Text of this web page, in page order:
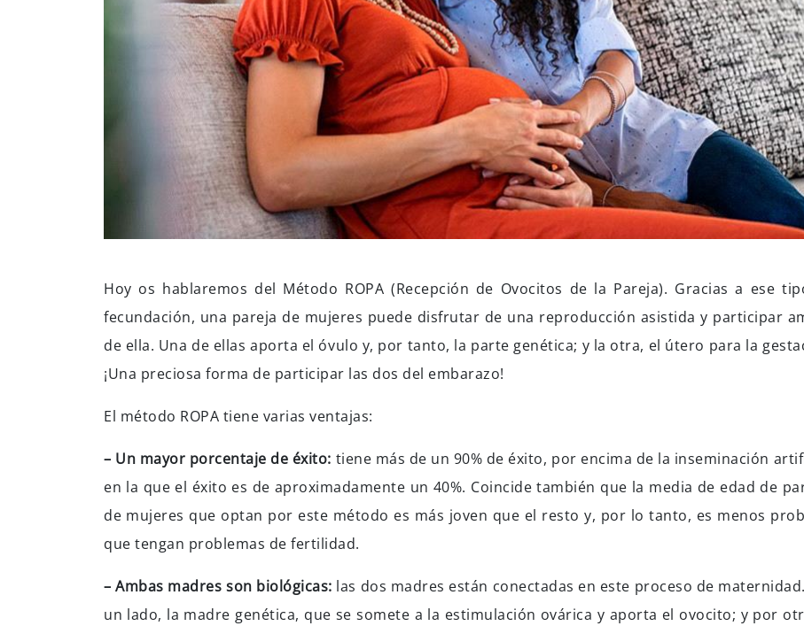
Hoy os hablaremos del Método ROPA (Recepción de Ovocitos de la Pareja). Gracias a ese
fecundación, una pareja de mujeres puede disfrutar de una reproducción asistida y participar
de ella. Una de ellas aporta el óvulo y, por tanto, la parte genética; y la otra, el útero para la
¡Una preciosa forma de participar las dos del embarazo!
El método ROPA tiene varias ventajas:
– Un mayor porcentaje de éxito: tiene más de un 90% de éxito, por encima de la inseminación
en la que el éxito es de aproximadamente un 40%. Coincide también que la media de edad de
de mujeres que optan por este método es más joven que el resto y, por lo tanto, es menos
que tengan problemas de fertilidad.
– Ambas madres son biológicas: las dos madres están conectadas en este proceso de
un lado, la madre genética, que se somete a la estimulación ovárica y aporta el ovocito; y por